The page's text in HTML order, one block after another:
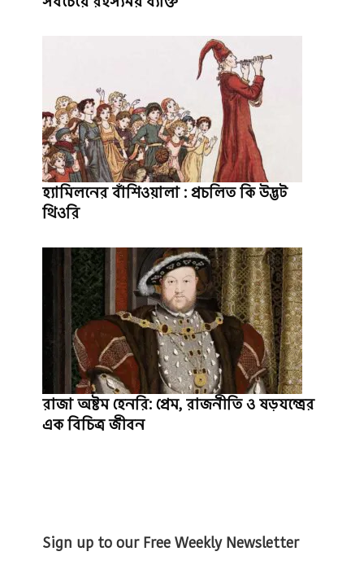
হ্যামিলনের বাঁশিওয়ালা : প্রচলিত কি উদ্ভট
থিওরি
রাজা অষ্টম হেনরি: প্রেম, রাজনীতি ও ষড়যন্ত্রের
এক বিচিত্র জীবন
Sign up to our Free Weekly Newsletter